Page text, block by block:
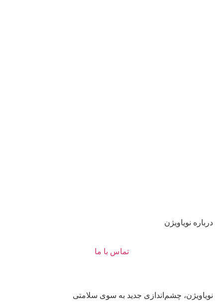
درباره نویاویژن
تماس با ما
نویاویژن، چشم‌اندازی جدید به سوی سلامتی